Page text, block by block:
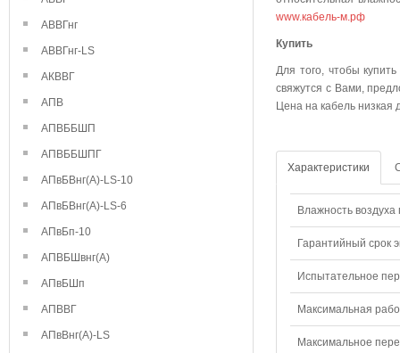
АВВГнг
АВВГнг-LS
АКВВГ
АПВ
АПВББШП
АПВББШПГ
АПвБВнг(А)-LS-10
АПвБВнг(А)-LS-6
АПвБп-10
АПВБШвнг(А)
АПвБШп
АПВВГ
АПвВнг(А)-LS
www.кабель-м.рф
Для того, чтобы
свяжутся с Вами,
Цена на кабель низкая
Характеристики
Влажность воздуха
Гарантийный срок
Испытательное
Максимальная
Максимальное